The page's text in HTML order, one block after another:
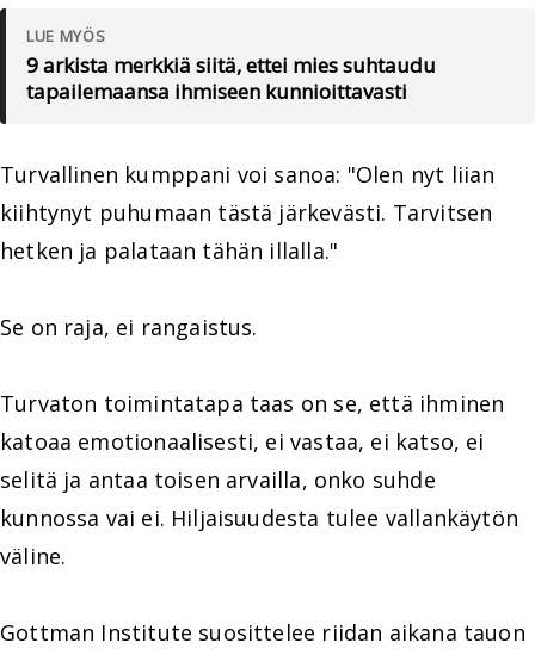
LUE MYÖS
9 arkista merkkiä siitä, ettei mies suhtaudu
tapailemaansa ihmiseen kunnioittavasti
Turvallinen kumppani voi sanoa: "Olen nyt liian
kiihtynyt puhumaan tästä järkevästi. Tarvitsen
hetken ja palataan tähän illalla."
Se on raja, ei rangaistus.
Turvaton toimintatapa taas on se, että ihminen
katoaa emotionaalisesti, ei vastaa, ei katso, ei
selitä ja antaa toisen arvailla, onko suhde
kunnossa vai ei. Hiljaisuudesta tulee vallankäytön
väline.
Gottman Institute suosittelee riidan aikana tauon